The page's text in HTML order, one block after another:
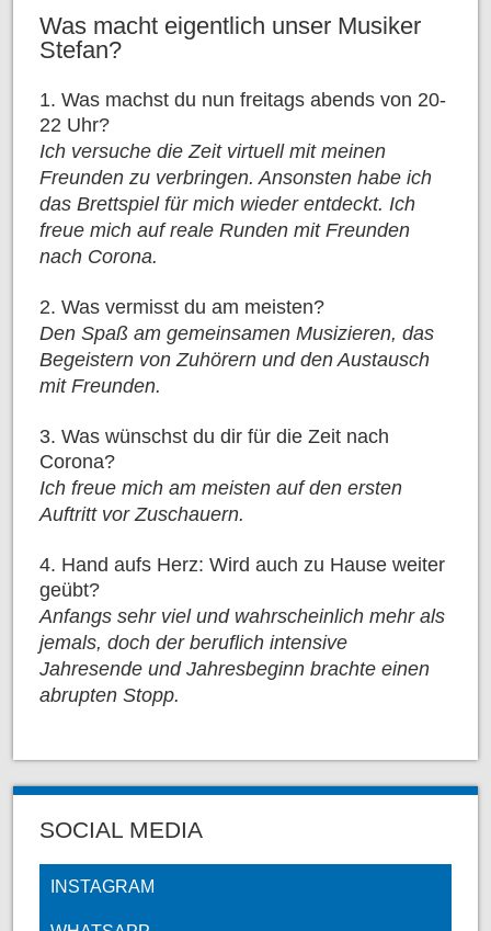
Was macht eigentlich unser Musiker
Stefan?
1. Was machst du nun freitags abends von 20-
22 Uhr?
Ich versuche die Zeit virtuell mit meinen
Freunden zu verbringen. Ansonsten habe ich
das Brettspiel für mich wieder entdeckt. Ich
freue mich auf reale Runden mit Freunden
nach Corona.
2. Was vermisst du am meisten?
Den Spaß am gemeinsamen Musizieren, das
Begeistern von Zuhörern und den Austausch
mit Freunden.
3. Was wünschst du dir für die Zeit nach
Corona?
Ich freue mich am meisten auf den ersten
Auftritt vor Zuschauern.
4. Hand aufs Herz: Wird auch zu Hause weiter
geübt?
Anfangs sehr viel und wahrscheinlich mehr als
jemals, doch der beruflich intensive
Jahresende und Jahresbeginn brachte einen
abrupten Stopp.
SOCIAL MEDIA
INSTAGRAM